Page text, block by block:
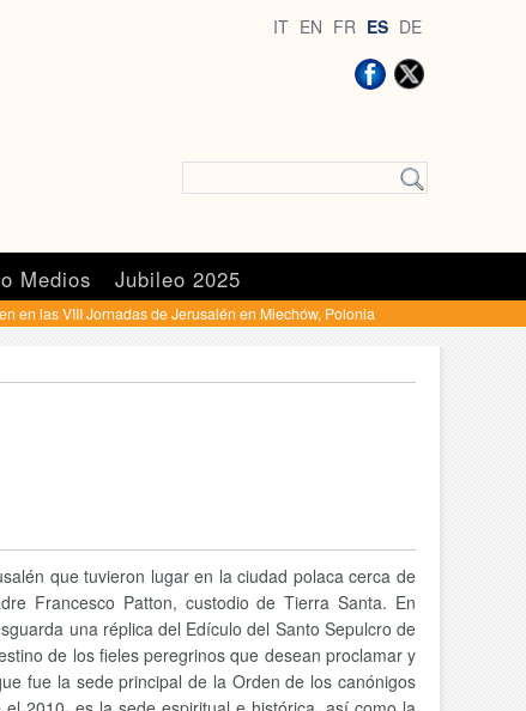
IT EN FR ES DE
Medios Jubileo 2025
en las VIII Jornadas de Jerusalén en Miechów, Polonia
que tuvieron lugar en la ciudad polaca cerca de
Francesco Patton, custodio de Tierra Santa. En
una réplica del Edículo del Santo Sepulcro de
de los fieles peregrinos que desean proclamar y
fue la sede principal de la Orden de los canónigos